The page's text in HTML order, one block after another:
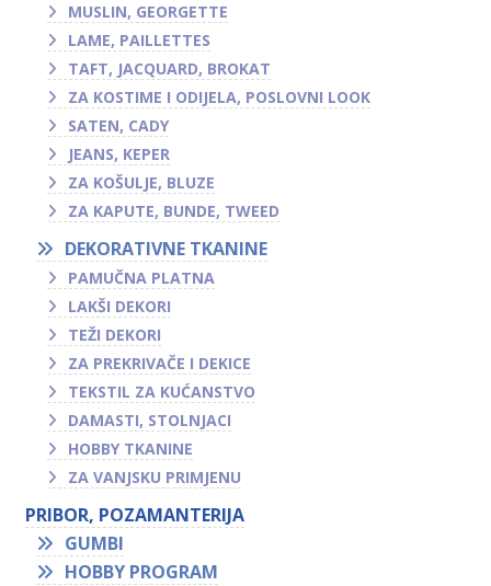
MUSLIN, GEORGETTE
LAME, PAILLETTES
TAFT, JACQUARD, BROKAT
ZA KOSTIME I ODIJELA, POSLOVNI LOOK
SATEN, CADY
JEANS, KEPER
ZA KOŠULJE, BLUZE
ZA KAPUTE, BUNDE, TWEED
DEKORATIVNE TKANINE
PAMUČNA PLATNA
LAKŠI DEKORI
TEŽI DEKORI
ZA PREKRIVAČE I DEKICE
TEKSTIL ZA KUĆANSTVO
DAMASTI, STOLNJACI
HOBBY TKANINE
ZA VANJSKU PRIMJENU
PRIBOR, POZAMANTERIJA
GUMBI
HOBBY PROGRAM